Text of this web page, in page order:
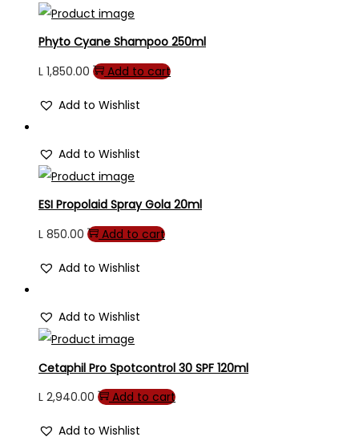
Phyto Cyane Shampoo 250ml
L 1,850.00 Add to cart
Add to Wishlist
Add to Wishlist
ESI Propolaid Spray Gola 20ml
L 850.00 Add to cart
Add to Wishlist
Add to Wishlist
Cetaphil Pro Spotcontrol 30 SPF 120ml
L 2,940.00 Add to cart
Add to Wishlist